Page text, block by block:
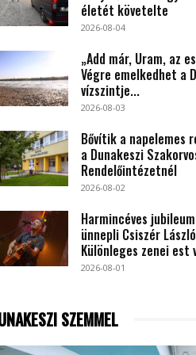
életét követelte
2026-08-04
„Add már, Uram, az
Végre emelkedhet a
vízszintje...
2026-08-03
Bővítik a napelemes
a Dunakeszi
Rendelőintézetnél
2026-08-02
Harmincéves
ünnepli Csiszér
Különleges zenei est
2026-08-01
SZEMMEL